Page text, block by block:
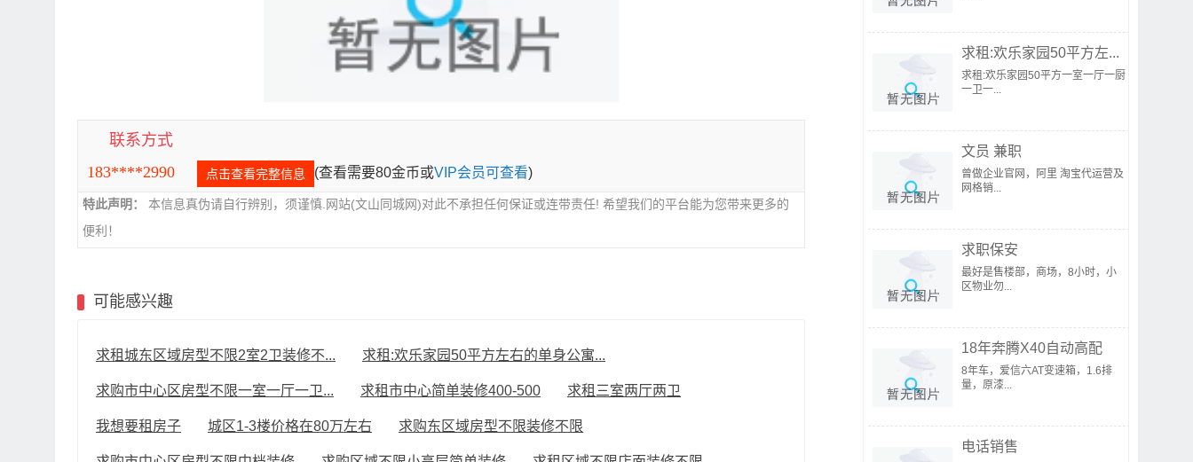
联系方式
183****2990
点击查看完整信息 (查看需要80金币或VIP会员可查看)
特此声明：
本信息真伪请自行辨别，须谨慎.网站(文山同城网)对此不承担任何保证或连带责任! 希望我们的平台能为您带来更多的
便利！
可能感兴趣
求租城东区域房型不限2室2卫装修不... 求租:欢乐家园50平方左右的单身公寓...
求购市中心区房型不限一室一厅一卫... 求租市中心简单装修400-500 求租三室两厅两卫
我想要租房子 城区1-3楼价格在80万左右 求购东区域房型不限装修不限
求租:欢乐家园50平方左...
求租:欢乐家园50平方一室一厅一厨
一卫一...
文员 兼职
曾做企业官网，阿里 淘宝代运营及
网格销...
求职保安
最好是售楼部，商场，8小时，小
区物业勿...
18年奔腾X40自动高配
8年车，爱信六AT变速箱，1.6排
量，原漆...
电话销售